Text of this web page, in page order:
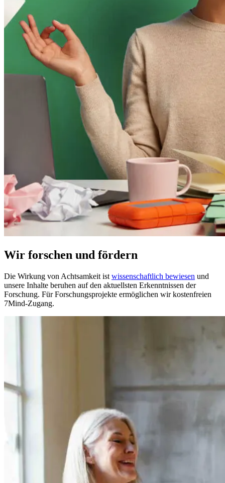
Wir forschen und fördern
Die Wirkung von Achtsamkeit ist wissenschaftlich bewiesen und
unsere Inhalte beruhen auf den aktuellsten Erkenntnissen der
Forschung. Für Forschungsprojekte ermöglichen wir kostenfreien
7Mind-Zugang.